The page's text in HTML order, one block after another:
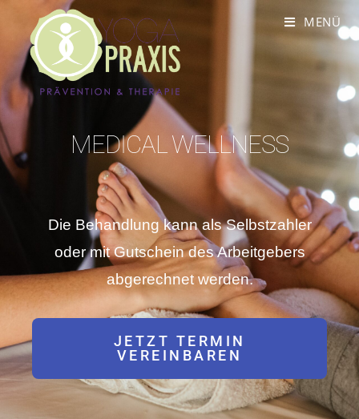
MENÜ
MEDICAL WELLNESS
Die Behandlung kann als Selbstzahler
oder mit Gutschein des Arbeitgebers
abgerechnet werden.
JETZT TERMIN
VEREINBAREN